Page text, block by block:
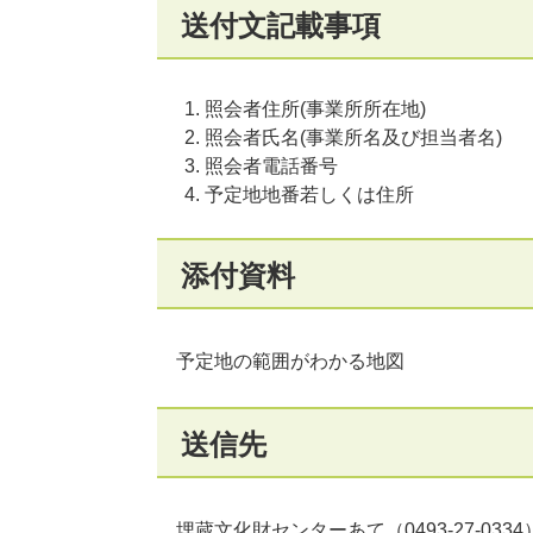
送付文記載事項
照会者住所(事業所所在地)
照会者氏名(事業所名及び担当者名)
照会者電話番号
予定地地番若しくは住所
添付資料
予定地の範囲がわかる地図
送信先